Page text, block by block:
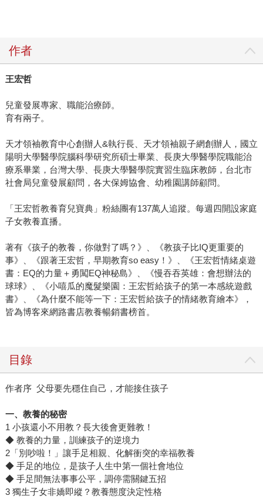
作者
王宏哲
兒童發展專家、職能治療師。
育有兩子。
天才領袖教育中心創辦人&執行長、天才領袖親子網創辦人，國立
陽明大學醫學院腦科學研究所碩士畢業、長庚大學醫學院職能治
療系畢業，台灣大學、長庚大學醫學院實習生臨床教師，台北市
社會局兒童發展顧問，各大保姆協會、幼稚園講師顧問。
「王宏哲教養育兒寶典」粉絲團有137萬人追蹤。每週四開設家庭
子女教養直播。
著有《孩子的教養，你做對了嗎？》、《教孩子比IQ更重要的
事》、《跟著王宏哲，早期教育so easy！》、《王宏哲情緒桌遊
書：EQ的力量＋勇闖EQ神秘島》、《慢吞吞英雄：會想辦法的
球球》、《小嘻瓜的魔髮樂園：王宏哲給孩子的第一本感統遊戲
書》、《為什麼不能等一下：王宏哲給孩子的情緒教育繪本》，
皆為博客來網路書店教養暢銷書榜首。
目錄
作者序 父母要先穩住自己，才能接住孩子
一、教養的秘密
1 小孩還小不用教？長大後會更難教！
◆ 教養的力量，訓練孩子的逆境力
2「別吵啦！」讓手足相親、化解衝突的幸福教養
◆ 手足的地位，是孩子人生中第一個社會地位
◆ 手足間無法事事公平，調停需關鍵五招
3 獨生子女非嬌即縱？教養態度決定性格